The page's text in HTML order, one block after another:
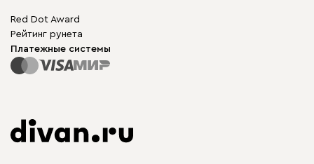
Red Dot Award
Рейтинг рунета
Платежные системы